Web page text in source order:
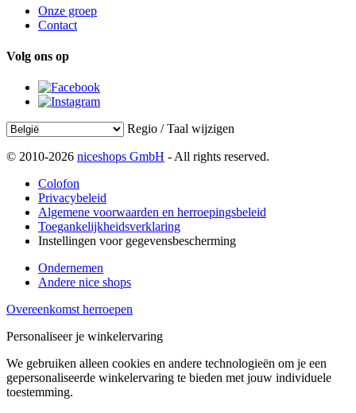
Onze groep
Contact
Volg ons op
Regio / Taal wijzigen
© 2010-2026 niceshops GmbH - All rights reserved.
Colofon
Privacybeleid
Algemene voorwaarden en herroepingsbeleid
Toegankelijkheidsverklaring
Instellingen voor gegevensbescherming
Ondernemen
Andere nice shops
Overeenkomst herroepen
Personaliseer je winkelervaring
We gebruiken alleen cookies en andere technologieën om je een
gepersonaliseerde winkelervaring te bieden met jouw individuele
toestemming.